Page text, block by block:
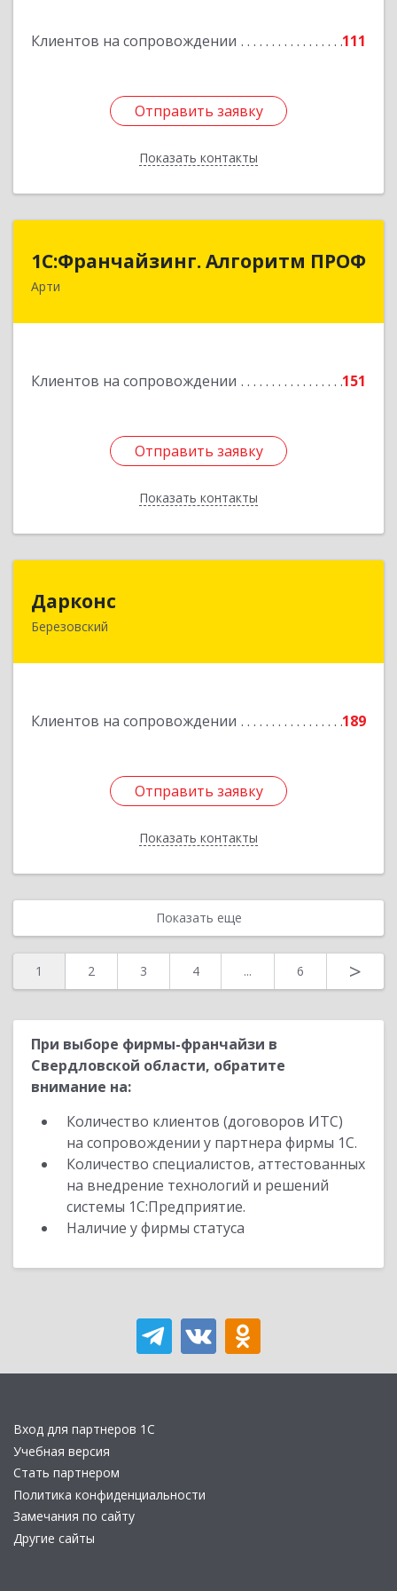
Клиентов на сопровождении 111
Отправить заявку
Показать контакты
Подробнее
Отправить заявку
Назад
1С:Франчайзинг. Алгоритм ПРОФ
Арти
Клиентов на сопровождении 151
Отправить заявку
Показать контакты
1С:Франчайзинг. Алгоритм ПРОФ
623340, Свердловская обл, Артинский р-н, Арти
Отправить заявку
Назад
Дарконс
Березовский
Клиентов на сопровождении 189
Отправить заявку
Показать контакты
623700, Свердловская обл, Березовский г,
Отправить заявку
Назад
Показать еще
1 2 3 4 ... 6 >
При выборе фирмы-франчайзи в
Свердловской области, обратите
внимание на:
Количество клиентов (договоров ИТС)
на сопровождении у партнера фирмы 1С.
Количество специалистов, аттестованных
на внедрение технологий и решений
системы 1С:Предприятие.
Наличие у фирмы статуса
Вход для партнеров 1С
Учебная версия
Стать партнером
Политика конфиденциальности
Замечания по сайту
Другие сайты